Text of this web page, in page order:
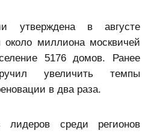
утверждена в августе
около миллиона москвичей
5176 домов. Ранее
увеличить темпы
в два раза.
среди регионов